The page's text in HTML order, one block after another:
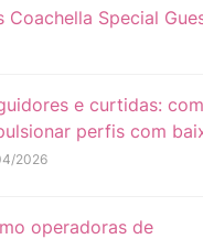
Coachella Special
e curtidas:
perfis com
2026
operadoras de